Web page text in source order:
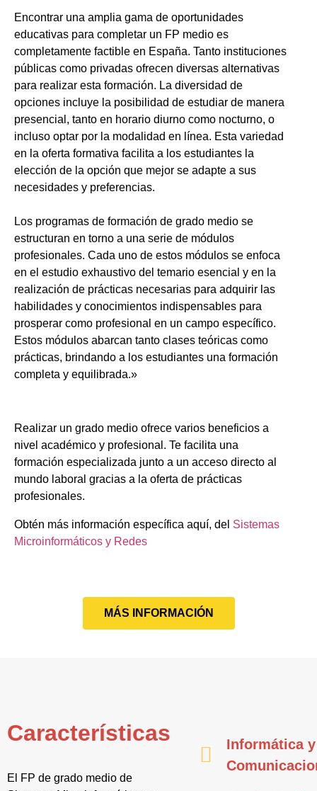
Encontrar una amplia gama de oportunidades
educativas para completar un FP medio es
completamente factible en España. Tanto instituciones
públicas como privadas ofrecen diversas alternativas
para realizar esta formación. La diversidad de
opciones incluye la posibilidad de estudiar de manera
presencial, tanto en horario diurno como nocturno, o
incluso optar por la modalidad en línea. Esta variedad
en la oferta formativa facilita a los estudiantes la
elección de la opción que mejor se adapte a sus
necesidades y preferencias.
Los programas de formación de grado medio se
estructuran en torno a una serie de módulos
profesionales. Cada uno de estos módulos se enfoca
en el estudio exhaustivo del temario esencial y en la
realización de prácticas necesarias para adquirir las
habilidades y conocimientos indispensables para
prosperar como profesional en un campo específico.
Estos módulos abarcan tanto clases teóricas como
prácticas, brindando a los estudiantes una formación
completa y equilibrada.»
Realizar un grado medio ofrece varios beneficios a
nivel académico y profesional. Te facilita una
formación especializada junto a un acceso directo al
mundo laboral gracias a la oferta de prácticas
profesionales.
Obtén más información específica aquí, del Sistemas
Microinformáticos y Redes
MÁS INFORMACIÓN
Características
El FP de grado medio de
Informática y